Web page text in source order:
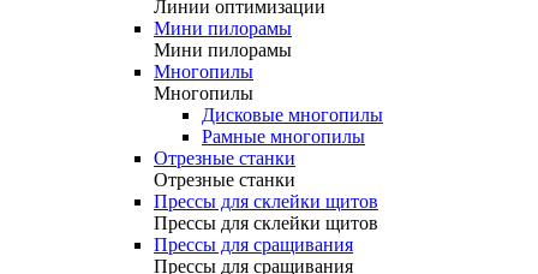
Линии оптимизации
Мини пилорамы
Мини пилорамы
Многопилы
Многопилы
Дисковые многопилы
Рамные многопилы
Отрезные станки
Отрезные станки
Прессы для склейки щитов
Прессы для склейки щитов
Прессы для сращивания
Прессы для сращивания